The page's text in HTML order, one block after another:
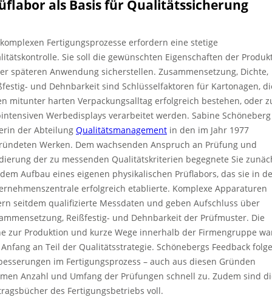
als Basis für Qualitätssicherung
Fertigungsprozesse erfordern eine stetige
Sie soll die gewünschten Eigenschaften der
späteren Anwendung sicherstellen. Zusammensetzung, Dichte,
und Dehnbarkeit sind Schlüsselfaktoren für Kartonagen,
mitunter harten Verpackungsalltag erfolgreich bestehen, oder
Werbedisplays verarbeitet werden. Sabine
der Abteilung Qualitätsmanagement in den im Jahr 1977
Werken. Dem wachsenden Anspruch an Prüfung und
der zu messenden Qualitätskriterien begegnete Sie
Aufbau eines eigenen physikalischen Prüflabors, das sie in
erfolgreich etablierte. Komplexe Apparaturen
seitdem qualifizierte Messdaten und geben Aufschluss über
Reißfestig- und Dehnbarkeit der Prüfmuster. Die
zur Produktion und kurze Wege innerhalb der Firmengruppe
an Teil der Qualitätsstrategie. Schönebergs Feedback
im Fertigungsprozess – auch aus diesen Gründen
Anzahl und Umfang der Prüfungen schnell zu. Zudem sind
des Fertigungsbetriebs voll.